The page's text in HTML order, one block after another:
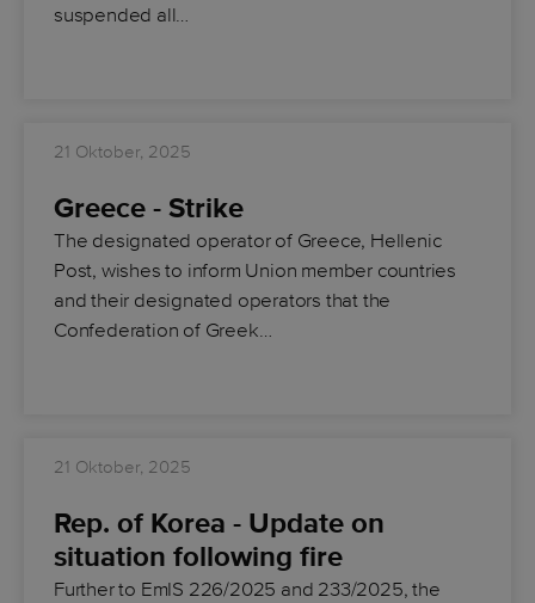
suspended all…
21 Oktober, 2025
Greece - Strike
The designated operator of Greece, Hellenic
Post, wishes to inform Union member countries
and their designated operators that the
Confederation of Greek…
21 Oktober, 2025
Rep. of Korea - Update on
situation following fire
Further to EmIS 226/2025 and 233/2025, the